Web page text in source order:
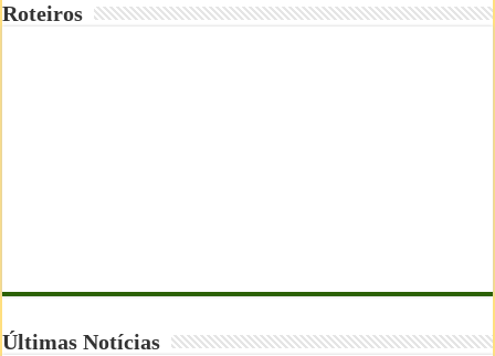
Roteiros
Últimas Notícias